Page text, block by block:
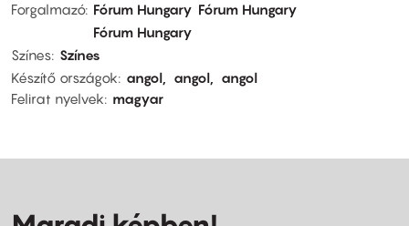
Forgalmazó Fórum Hungary Fórum Hungary
Fórum Hungary
Színes Színes
Készítő országok
angol angol
angol
Felirat nyelvek
magyar